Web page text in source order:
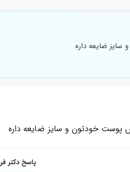
ضایعه داره
پوست خودتون و سایز ضایعه داره
پاسخ دکتر